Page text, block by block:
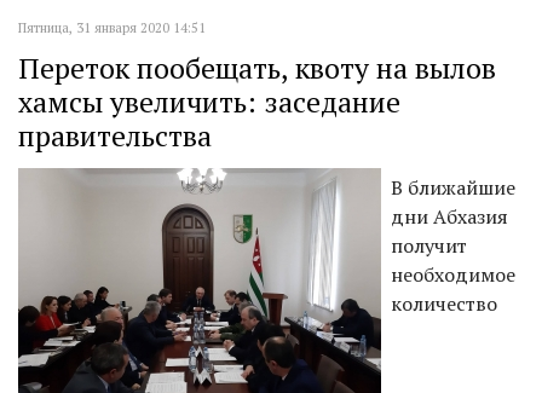
Пятница, 31 января 2020 14:51
Переток пообещать, квоту на вылов
хамсы увеличить: заседание
правительства
В ближайшие
дни Абхазия
получит
необходимое
количество